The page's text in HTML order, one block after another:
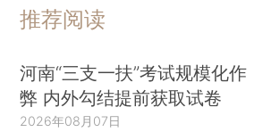
推荐阅读
河南“三支一扶”考试规模化作
弊 内外勾结提前获取试卷
2026年08月07日